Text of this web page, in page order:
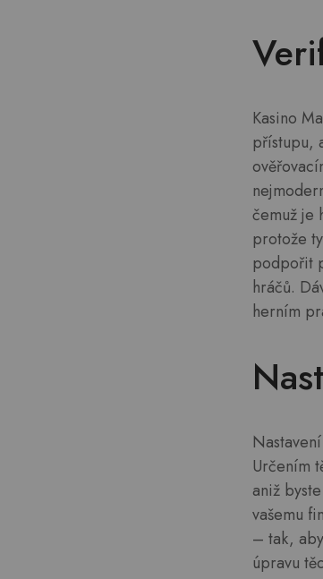
Kasino
přístupu,
čemuž je
protože
podpořit
hráčů.
herním
Určením
aniž
vašemu
– tak,
úpravu